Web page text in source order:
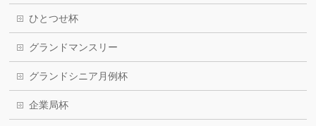
ひとつせ杯
グランドマンスリー
グランドシニア月例杯
企業局杯